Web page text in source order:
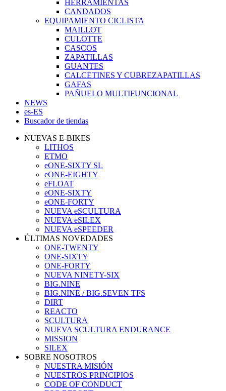
HERRAMIENTAS
CANDADOS
EQUIPAMIENTO CICLISTA
MAILLOT
CULOTTE
CASCOS
ZAPATILLAS
GUANTES
CALCETINES Y CUBREZAPATILLAS
GAFAS
PAÑUELO MULTIFUNCIONAL
NEWS
es-ES
Buscador de tiendas
NUEVAS E-BIKES
LITHOS
ETMO
eONE-SIXTY SL
eONE-EIGHTY
eFLOAT
eONE-SIXTY
eONE-FORTY
NUEVA eSCULTURA
NUEVA eSILEX
NUEVA eSPEEDER
ÚLTIMAS NOVEDADES
ONE-TWENTY
ONE-SIXTY
ONE-FORTY
NUEVA NINETY-SIX
BIG.NINE
BIG.NINE / BIG.SEVEN TFS
DIRT
REACTO
SCULTURA
NUEVA SCULTURA ENDURANCE
MISSION
SILEX
SOBRE NOSOTROS
NUESTRA MISIÓN
NUESTROS PRINCIPIOS
CODE OF CONDUCT